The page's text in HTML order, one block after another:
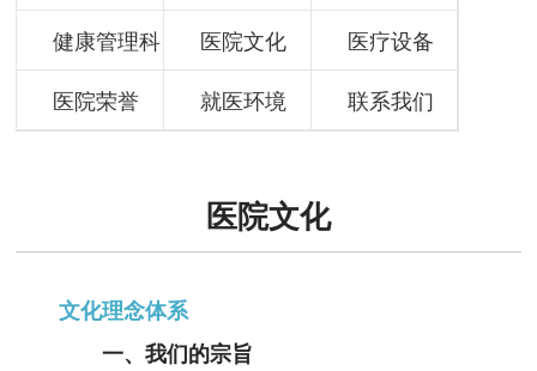
健康管理科
简介
医院文化 医疗设备
医院荣誉 就医环境 联系我们
医院文化
文化理念体系
一、我们的宗旨